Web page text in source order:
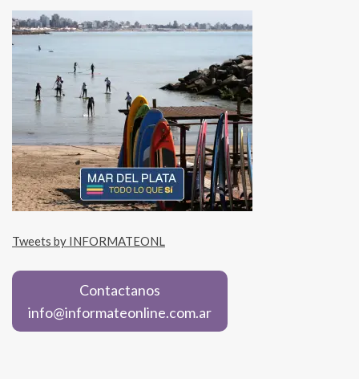
Tweets by INFORMATEONL
Contactanos
info@informateonline.com.ar